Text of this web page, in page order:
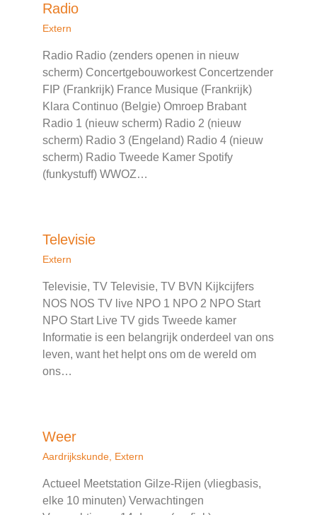
Radio
Extern
Radio Radio (zenders openen in nieuw
scherm) Concertgebouworkest Concertzender
FIP (Frankrijk) France Musique (Frankrijk)
Klara Continuo (Belgie) Omroep Brabant
Radio 1 (nieuw scherm) Radio 2 (nieuw
scherm) Radio 3 (Engeland) Radio 4 (nieuw
scherm) Radio Tweede Kamer Spotify
(funkystuff) WWOZ…
Televisie
Extern
Televisie, TV Televisie, TV BVN Kijkcijfers
NOS NOS TV live NPO 1 NPO 2 NPO Start
NPO Start Live TV gids Tweede kamer
Informatie is een belangrijk onderdeel van ons
leven, want het helpt ons om de wereld om
ons…
Weer
Aardrijkskunde, Extern
Actueel Meetstation Gilze-Rijen (vliegbasis,
elke 10 minuten) Verwachtingen